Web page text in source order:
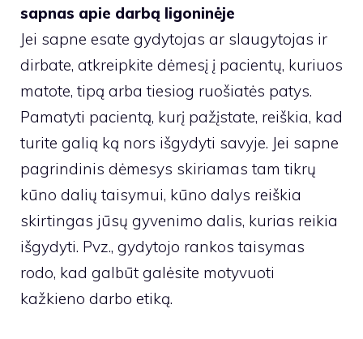
sapnas apie darbą ligoninėje
Jei sapne esate gydytojas ar slaugytojas ir
dirbate, atkreipkite dėmesį į pacientų, kuriuos
matote, tipą arba tiesiog ruošiatės patys.
Pamatyti pacientą, kurį pažįstate, reiškia, kad
turite galią ką nors išgydyti savyje. Jei sapne
pagrindinis dėmesys skiriamas tam tikrų
kūno dalių taisymui, kūno dalys reiškia
skirtingas jūsų gyvenimo dalis, kurias reikia
išgydyti. Pvz., gydytojo rankos taisymas
rodo, kad galbūt galėsite motyvuoti
kažkieno darbo etiką.